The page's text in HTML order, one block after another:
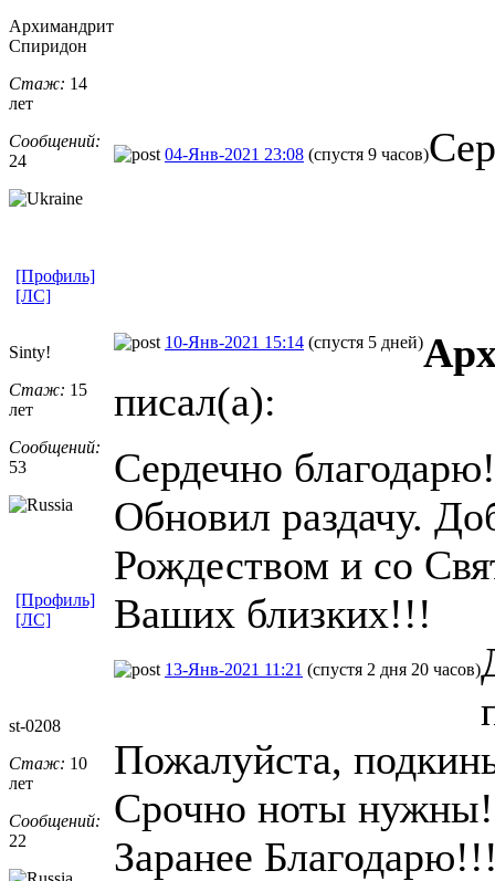
Архимандрит
Спиридон
Стаж: 14
лет
Сообщений:
24
04-Янв-2021 23:08 (спустя 9 часов)
[Профиль]
[ЛС]
Sinty!
Стаж: 15
лет
Сообщений:
53
10-Янв-2021 15:14 (спустя 5 дней)
писал(а):
Сердечно благодарю!
Обновил раздачу.
Рождеством и со
Ваших близких!!!
[Профиль]
[ЛС]
st-0208
Стаж: 10
лет
Сообщений:
22
13-Янв-2021 11:21 (спустя 2 дня 20 часов)
Пожалуйста,
Срочно ноты нужны!
Заранее